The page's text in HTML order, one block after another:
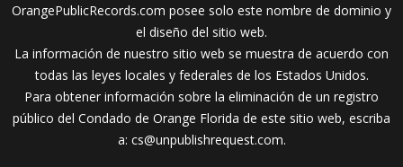
OrangePublicRecords.com posee solo este nombre de dominio y
el diseño del sitio web.
La información de nuestro sitio web se muestra de acuerdo con
todas las leyes locales y federales de los Estados Unidos.
Para obtener información sobre la eliminación de un registro
público del Condado de Orange Florida de este sitio web, escriba
a: cs@unpublishrequest.com.